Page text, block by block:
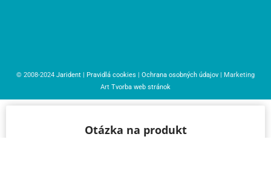
© 2008-2024 Jarident | Pravidlá cookies | Ochrana osobných údajov | Marketing
Art Tvorba web stránok
Otázka na produkt